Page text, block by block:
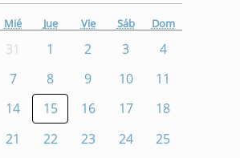
Mié Jue Vie Sáb Dom
31 1 2 3
4
7 8 9 10
11
14 15 16 17
18
21 22 23 24
25